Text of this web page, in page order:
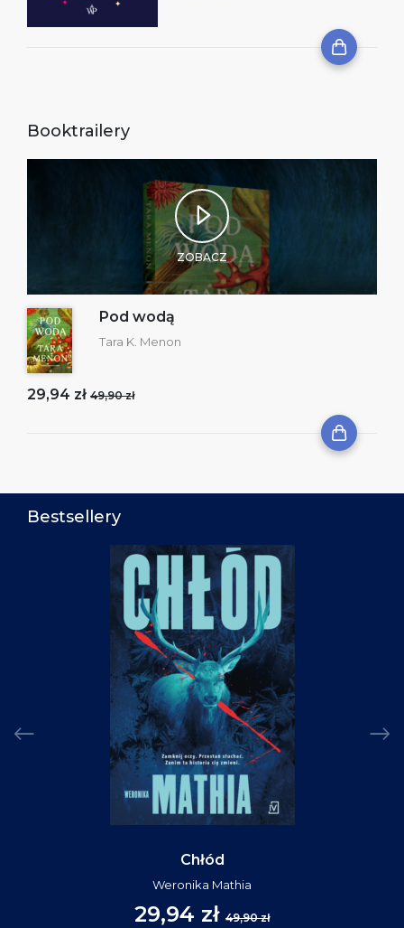
Booktrailery
ZOBACZ
Pod wodą
Tara K. Menon
29,94 zł 49,90 zł
Bestsellery
Chłód
Weronika Mathia
29,94 zł 49,90 zł